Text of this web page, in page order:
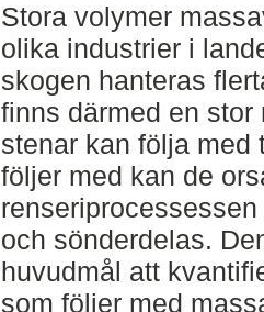
Stora volymer
olika industrier i
skogen hanteras
finns därmed en
stenar kan följa med
följer med kan de
och sönderdelas.
huvudmål att
som följer med